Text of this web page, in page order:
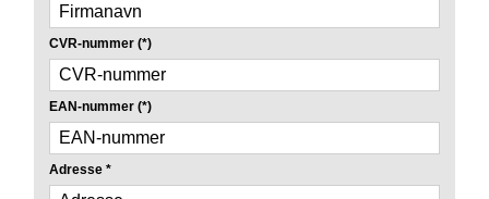
CVR-nummer (*)
EAN-nummer (*)
Adresse *